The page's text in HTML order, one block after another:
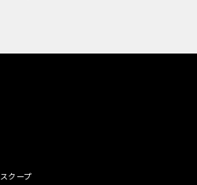
スクープ